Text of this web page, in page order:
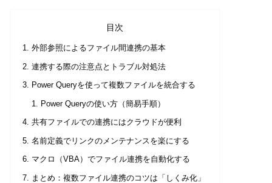
目次
外部参照によるファイル間連携の基本
連携する際の注意点とトラブル対処法
Power Queryを使って複数ファイルを統合する
Power Queryの使い方（簡易手順）
共有ファイルでの連携にはクラウドが便利
名前定義でリンクのメンテナンスを楽にする
マクロ（VBA）でファイル連携を自動化する
まとめ：複数ファイル連携のコツは「しくみ化」